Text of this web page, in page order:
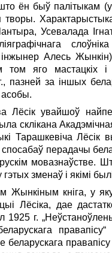
ён быў палітыкам
Усевалада
інжынер Алесь
том яго мастацкіх
пазней за іншых
асобы.
Лёсік увайшоў
склікана
Тарашкевіча Лёсік
спосабаў перадачы
мовазнаўстве.
зменаў і якімі
Жынкіным кніга, у
Лёсіка, дае
1925 г.